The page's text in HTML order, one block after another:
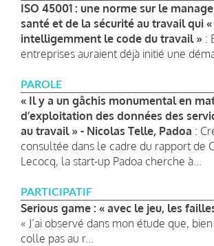
ISO 45001 : une norme sur le
santé et de la sécurité au travail qui
intelligemment le code du travail » :
entreprises auraient déjà initié une
PAROLE
« Il y a un gâchis monumental en
d’exploitation des données des
au travail » - Nicolas Telle, Padoa :
consultée dans le cadre du rapport de
Lecocq, la start-up Padoa cherche à...
PARTICIPATIF
Serious game : « avec le jeu, les
« J’ai observé dans mon étude que,
colle pas au r...